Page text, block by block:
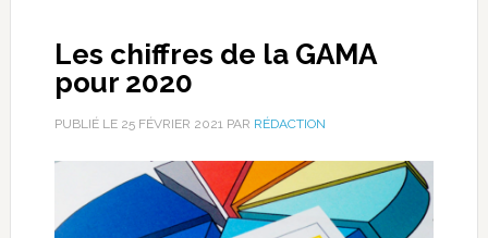
Les chiffres de la GAMA
pour 2020
PUBLIÉ LE 25 FÉVRIER 2021PAR RÉDACTION